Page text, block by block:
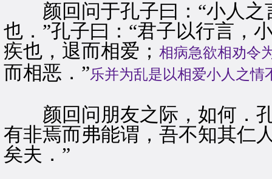
颜回问于孔子曰：“小人之
也．”孔子曰：“君子以行言，
疾也，退而相爱； 相病急欲相劝令
而相恶．”乐并为乱是以相爱小人之情
颜回问朋友之际，如何．孔
有非焉而弗能谓，吾不知其仁
矣夫．”